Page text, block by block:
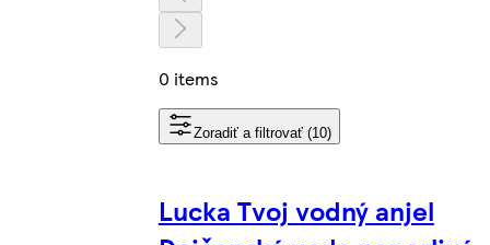
0 items
Zoradiť a filtrovať (10)
Lucka Tvoj vodný anjel